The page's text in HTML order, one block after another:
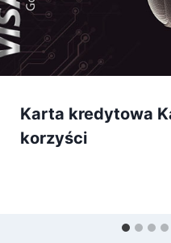
Karta kredytowa
korzyści